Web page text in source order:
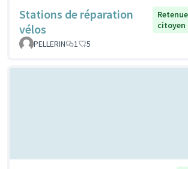
Stations de réparation
vélos
citoyen
PELLERIN
1 5